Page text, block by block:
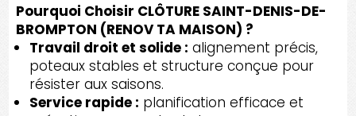
Pourquoi Choisir CLÔTURE SAINT-DENIS-DE-
BROMPTON (RENOV TA MAISON) ?
Travail droit et solide : alignement précis,
poteaux stables et structure conçue pour
résister aux saisons.
Service rapide : planification efficace et